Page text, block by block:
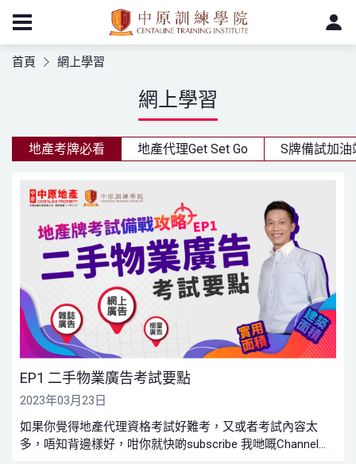
首頁 網上學習
網上學習
地產​考牌必看 地產代理Get Set Go S牌備試加油
EP1 二手物業廣告考試要點
2023年03月23日
如果你覺得地產代理資格考試好難考，又或者考試內容太
多，唔知背邊樣好，咁你就快啲subscribe 我哋嘅Channel